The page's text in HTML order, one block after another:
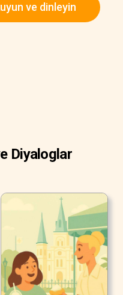
ve dinleyin
Diyaloglar